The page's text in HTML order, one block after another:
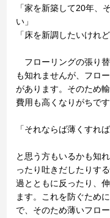
「家を新築して20年、
い」
「床を新調したいけれ
フローリングの張り
も知れませんが、フロ
があります。そのため
費用も高くなりがちです
「それならば薄くすれ
と思う方もいるかも知
ったり吐きだしたりす
過とともに反ったり、
ます。これを防ぐため
で、そのため薄いフロ